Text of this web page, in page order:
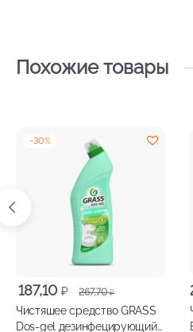
Похожие товары
-30%
267,70₽
Первоначальная
цена
составляла
187,10 ₽
Текущая
цена:
187,10 ₽.
Чистяшее средство GRASS
Dos-gel дезинфецирующий